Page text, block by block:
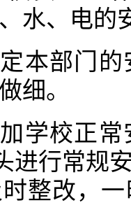
水、电的
本部门
细。
学校正
进行常规
整改，